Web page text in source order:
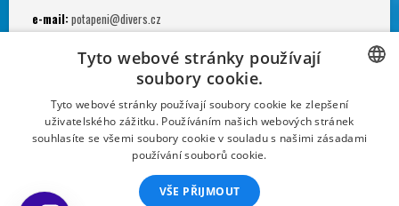
e-mail: potapeni@divers.cz
Po - Pá: 11.00 - 19.00
Potápěčská jáma:
Po - Ne: 9.00 - 22.00
CZECH
CZECH
Tyto webové stránky používají
soubory cookie.
Tyto webové stránky používají soubory cookie ke zlepšení
uživatelského zážitku. Používáním našich webových stránek
souhlasíte se všemi soubory cookie v souladu s našimi zásadami
používání souborů cookie.
VŠE PŘIJMOUT